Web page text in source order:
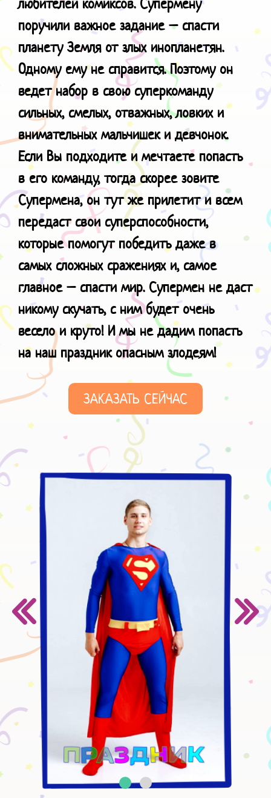
поручили важное задание – спасти
планету Земля от злых инопланетян.
Одному ему не справится. Поэтому он
ведет набор в свою суперкоманду
сильных, смелых, отважных, ловких и
внимательных мальчишек и девчонок.
Если Вы подходите и мечтаете попасть
в его команду, тогда скорее зовите
Супермена, он тут же прилетит и всем
передаст свои суперспособности,
которые помогут победить даже в
самых сложных сражениях и, самое
главное – спасти мир. Супермен не даст
никому скучать, с ним будет очень
весело и круто!И мы не дадим попасть
на наш праздник опасным злодеям!
ЗАКАЗАТЬ СЕЙЧАС